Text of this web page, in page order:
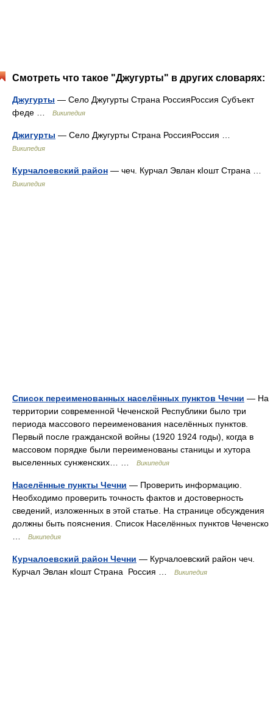
Смотреть что такое "Джугурты" в других словарях:
Джугурты — Село Джугурты Страна РоссияРоссия Субъект
феде …
Википедия
Джигурты — Село Джугурты Страна РоссияРоссия …
Википедия
Курчалоевский район — чеч. Курчал Эвлан кIошт Страна …
Википедия
Список переименованных населённых пунктов Чечни — На
территории современной Чеченской Республики было три
периода массового переименования населённых пунктов.
Первый после гражданской войны (1920 1924 годы), когда в
массовом порядке были переименованы станицы и хутора
выселенных сунженских… …
Википедия
Населённые пункты Чечни — Проверить информацию.
Необходимо проверить точность фактов и достоверность
сведений, изложенных в этой статье. На странице обсуждения
должны быть пояснения. Список Населённых пунктов Чеченско
Википедия
Курчалоевский район Чечни — Курчалоевский район чеч.
Курчал Эвлан кIошт Страна Россия …
Википедия